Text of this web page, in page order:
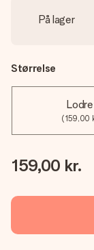
På lager
Størrelse
(159,00
159,00 kr.